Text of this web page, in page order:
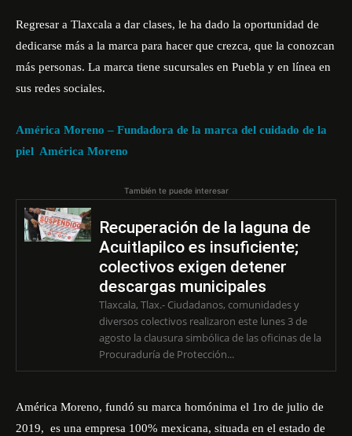
Regresar a Tlaxcala a dar clases, le ha dado la oportunidad de
dedicarse más a la marca para hacer que crezca, que la conozcan
más personas. La marca tiene sucursales en Puebla y en línea en
sus redes sociales.
América Moreno – Fundadora de la marca del cuidado de la
piel América Moreno
También te puede interesar
Recuperación de la laguna de
Acuitlapilco es insuficiente;
colectivos exigen detener
descargas municipales
Tlaxcala, Tlax.- Ciudadanos, comunidades y
diversos colectivos realizaron este lunes 3 de
agosto la clausura simbólica de las oficinas de la
Procuraduría de Protección...
América Moreno, fundó su marca homónima el 1ro de julio de
2019, es una empresa 100% mexicana, situada en el estado de